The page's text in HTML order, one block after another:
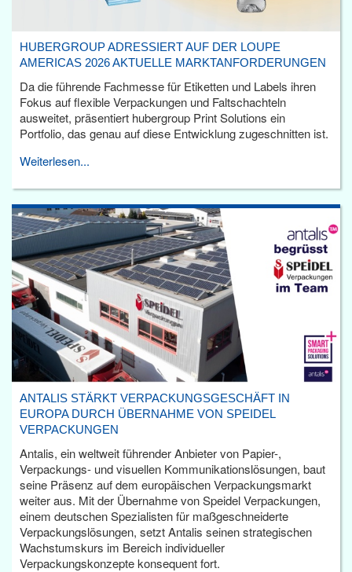
HUBERGROUP ADRESSIERT AUF DER LOUPE
AMERICAS 2026 AKTUELLE MARKTANFORDERUNGEN
Da die führende Fachmesse für Etiketten und Labels ihren
Fokus auf flexible Verpackungen und Faltschachteln
ausweitet, präsentiert hubergroup Print Solutions ein
Portfolio, das genau auf diese Entwicklung zugeschnitten ist.
Weiterlesen...
ANTALIS STÄRKT VERPACKUNGSGESCHÄFT IN
EUROPA DURCH ÜBERNAHME VON SPEIDEL
VERPACKUNGEN
Antalis, ein weltweit führender Anbieter von Papier-,
Verpackungs- und visuellen Kommunikationslösungen, baut
seine Präsenz auf dem europäischen Verpackungsmarkt
weiter aus. Mit der Übernahme von Speidel Verpackungen,
einem deutschen Spezialisten für maßgeschneiderte
Verpackungslösungen, setzt Antalis seinen strategischen
Wachstumskurs im Bereich individueller
Verpackungskonzepte konsequent fort.